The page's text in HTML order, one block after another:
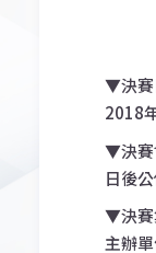
▼決賽
2018
▼決賽
日後
▼決賽
主辦